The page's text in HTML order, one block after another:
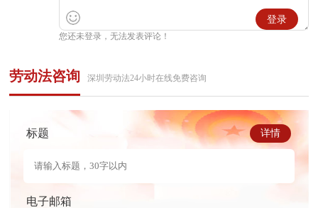
您还未登录，无法发表评论！
登录
劳动法咨询 深圳劳动法24小时在线免费咨询
详情
标题
电子邮箱